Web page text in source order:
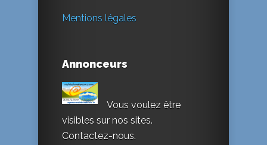
Mentions légales
Annonceurs
Vous voulez être
visibles sur nos sites.
Contactez-nous.